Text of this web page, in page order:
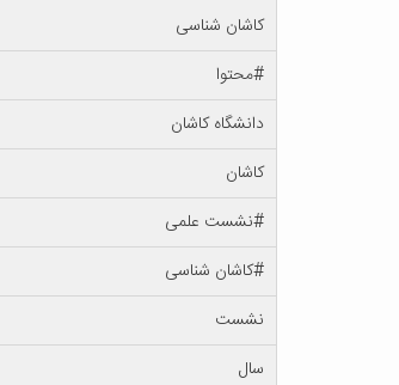
کاشان شناسی
#محتوا
دانشگاه کاشان
کاشان
#نشست علمی
#کاشان شناسی
نشست
سال